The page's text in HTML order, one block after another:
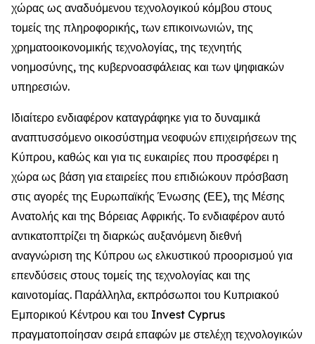
χώρας ως αναδυόμενου τεχνολογικού κόμβου στους
τομείς της πληροφορικής, των επικοινωνιών, της
χρηματοοικονομικής τεχνολογίας, της τεχνητής
νοημοσύνης, της κυβερνοασφάλειας και των ψηφιακών
υπηρεσιών.
Ιδιαίτερο ενδιαφέρον καταγράφηκε για το δυναμικά
αναπτυσσόμενο οικοσύστημα νεοφυών επιχειρήσεων της
Κύπρου, καθώς και για τις ευκαιρίες που προσφέρει η
χώρα ως βάση για εταιρείες που επιδιώκουν πρόσβαση
στις αγορές της Ευρωπαϊκής Ένωσης (ΕΕ), της Μέσης
Ανατολής και της Βόρειας Αφρικής. Το ενδιαφέρον αυτό
αντικατοπτρίζει τη διαρκώς αυξανόμενη διεθνή
αναγνώριση της Κύπρου ως ελκυστικού προορισμού για
επενδύσεις στους τομείς της τεχνολογίας και της
καινοτομίας. Παράλληλα, εκπρόσωποι του Κυπριακού
Εμπορικού Κέντρου και του Invest Cyprus
πραγματοποίησαν σειρά επαφών με στελέχη τεχνολογικών